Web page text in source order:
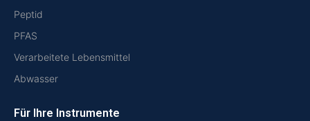
Peptid
PFAS
Verarbeitete Lebensmittel
Abwasser
Für Ihre Instrumente